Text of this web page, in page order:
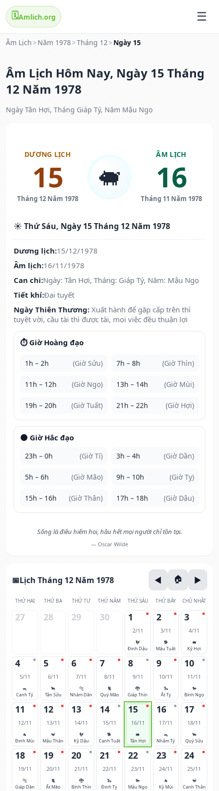
🗓️Amlich.org
Âm Lịch > Năm 1978>Tháng 12> Ngày 15
Âm Lịch Hôm Nay, Ngày 15 Tháng
12 Năm 1978
Ngày Tân Hợi, Tháng Giáp Tý, Năm Mậu Ngọ
DƯƠNG LỊCH
15
Tháng 12 Năm 1978
🐖
ÂM LỊCH
16
Tháng 11 Năm 1978
☀️ Thứ Sáu, Ngày 15 Tháng 12 Năm 1978
Dương lịch:15/12/1978
Âm lịch:16/11/1978
Can chi:Ngày: Tân Hợi, Tháng: Giáp Tý, Năm: Mậu Ngọ
Tiết khí:Đại tuyết
Ngày Thiên Thương: Xuất hành để gặp cấp trên thì
tuyệt vời, cầu tài thì được tài, mọi việc đều thuận lợi
⏱️ Giờ Hoàng đạo
1h – 2h (Giờ Sửu) 7h – 8h (Giờ Thìn)
11h – 12h (Giờ Ngọ) 13h – 14h (Giờ Mùi)
19h – 20h (Giờ Tuất) 21h – 22h (Giờ Hợi)
🌑 Giờ Hắc đạo
23h – 0h (Giờ Tí) 3h – 4h (Giờ Dần)
5h – 6h (Giờ Mão) 9h – 10h (Giờ Tỵ)
15h – 16h (Giờ Thân) 17h – 18h (Giờ Dậu)
Sống là điều hiếm hoi, hầu hết mọi người chỉ tồn tại.
— Oscar Wilde
Lịch Tháng 12 Năm 1978
THỨ HAI THỨ BA THỨ TƯ THỨ NĂM THỨ SÁU THỨ BẢY CHỦ NHẬT
27 28 29 30 1
2/11
🐓
Đinh Dậu
2
3/11
🐕
Mậu Tuất
3
4/11
🐖
Kỷ Hợi
4
5/11
🐀
Canh Tý
5
6/11
🐂
Tân Sửu
6
7/11
🐅
Nhâm Dần
7
8/11
🐈
Quý Mão
8
9/11
🐉
Giáp Thìn
9
10/11
🐍
Ất Tỵ
10
11/11
🐎
Bính Ngọ
11
12/11
🐐
Đinh Mùi
12
13/11
🐒
Mậu Thân
13
14/11
🐓
Kỷ Dậu
14
15/11
🐕
Canh Tuất
15
16/11
🐖
Tân Hợi
16
17/11
🐀
Nhâm Tý
17
18/11
🐂
Quý Sửu
18
19/11
🐅
Giáp Dần
19
20/11
🐈
Ất Mão
20
21/11
🐉
Bính Thìn
21
22/11
🐍
Đinh Tỵ
22
23/11
🐎
Mậu Ngọ
23
24/11
🐐
Kỷ Mùi
24
25/11
🐒
Canh Thân